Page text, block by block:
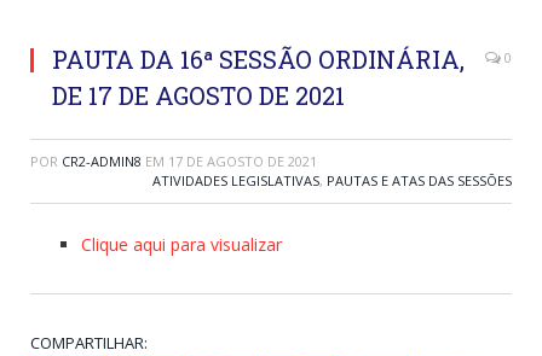
PAUTA DA 16ª SESSÃO ORDINÁRIA,
DE 17 DE AGOSTO DE 2021
0
POR CR2-ADMIN8 EM 17 DE AGOSTO DE 2021
ATIVIDADES LEGISLATIVAS, PAUTAS E ATAS DAS SESSÕES
Clique aqui para visualizar
COMPARTILHAR: